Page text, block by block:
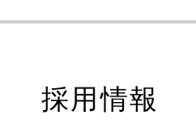
採用情報